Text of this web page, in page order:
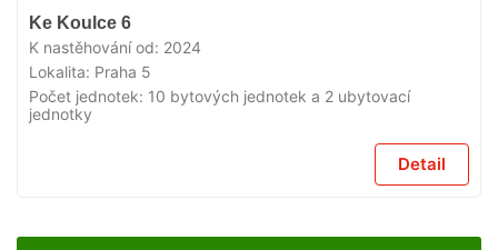
Ke Koulce 6
K nastěhování od: 2024
Lokalita: Praha 5
Počet jednotek: 10 bytových jednotek a 2 ubytovací
jednotky
Detail